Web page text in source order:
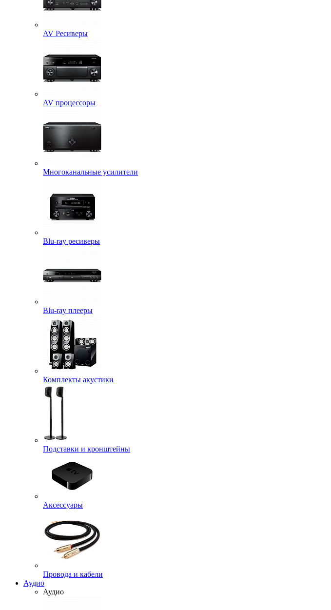
AV Ресиверы
AV процессоры
Многоканальные усилители
Blu-ray ресиверы
Blu-ray плееры
Комплекты акустики
Подставки и кронштейны
Аксессуары
Провода и кабели
Аудио
Аудио